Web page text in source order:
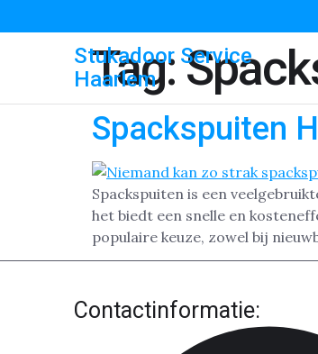
Stukadoor Service
Haarlem
Tag:
Spackspuiten
Spackspuiten is een
het biedt een snelle en
populaire keuze, zowel bij
Contactinformatie: